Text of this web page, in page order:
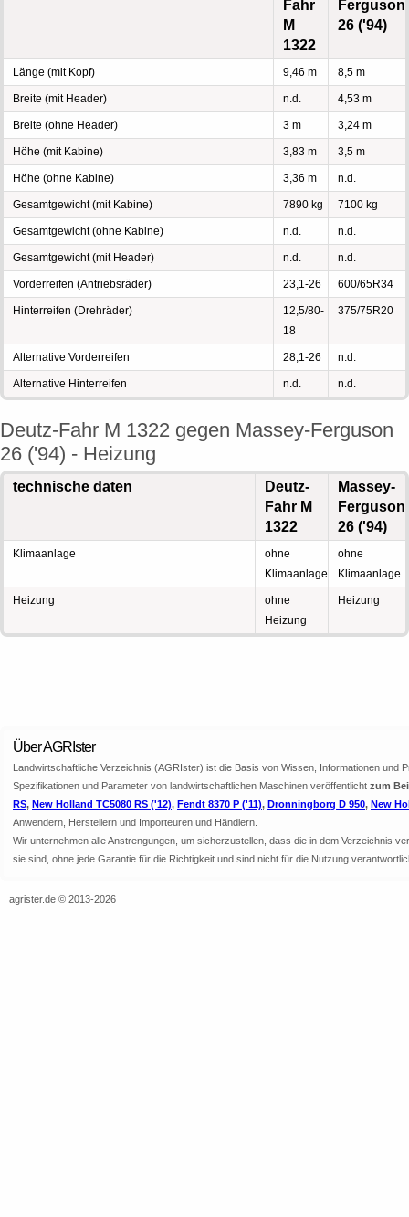
Fahr
M
1322
Ferguson
26 ('94)
Länge (mit Kopf) 9,46 m 8,5 m
Breite (mit Header) n.d. 4,53 m
Breite (ohne Header) 3 m 3,24 m
Höhe (mit Kabine) 3,83 m 3,5 m
Höhe (ohne Kabine) 3,36 m n.d.
Gesamtgewicht (mit Kabine) 7890 kg 7100 kg
Gesamtgewicht (ohne Kabine) n.d. n.d.
Gesamtgewicht (mit Header) n.d. n.d.
Vorderreifen (Antriebsräder) 23,1-26 600/65R34
Hinterreifen (Drehräder)
12,5/80-
18
375/75R20
Alternative Vorderreifen 28,1-26 n.d.
Alternative Hinterreifen n.d. n.d.
Deutz-Fahr M 1322 gegen Massey-Ferguson
26 ('94) - Heizung
technische daten
Deutz-
Fahr M
1322
Massey-
Ferguson
26 ('94)
Klimaanlage
ohne
Klimaanlage
ohne
Klimaanlage
Heizung
ohne
Heizung
Heizung
Über AGRIster
Landwirtschaftliche Verzeichnis (AGRIster) ist die Basis von Wissen, Informationen
Spezifikationen und Parameter von landwirtschaftlichen Maschinen veröffentlicht zum
RS, New Holland TC5080 RS ('12), Fendt 8370 P ('11), Dronningborg D 950, New
Anwendern, Herstellern und Importeuren und Händlern.
Wir unternehmen alle Anstrengungen, um sicherzustellen, dass die in dem Verzeichnis
sie sind, ohne jede Garantie für die Richtigkeit und sind nicht für die Nutzung
agrister.de © 2013-2026